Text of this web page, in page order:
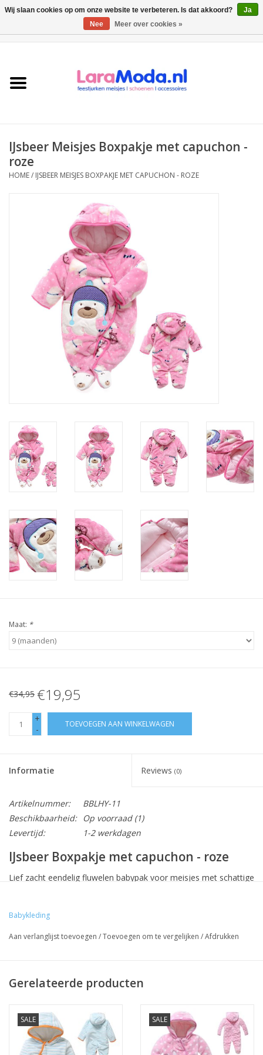
collecties
Bolero meisje
Private Shopping
Contact
IJsbeer Meisjes Boxpakje met capuchon -
roze
HOME/ IJSBEER MEISJES BOXPAKJE MET CAPUCHON - ROZE
Maat: *
€34,95 €19,95
+
-
TOEVOEGEN AAN WINKELWAGEN
Informatie Reviews (0)
Artikelnummer:
BBLHY-11
Beschikbaarheid:
Op voorraad(1)
Levertijd:
1-2 werkdagen
IJsbeer Boxpakje met capuchon - roze
Lief zacht eendelig fluwelen babypak voor meisjes met schattige
Dit gewatteerde model heeft een capuchon. Aan de voorzijde
zijn drukknopjes bevestigd, voor optimaal gemak tijdens het
Vulling: 100% polyester
Kleur: roze
De maten stellen leeftijdscategorieën voor. Deze maten dienen
Babykleding
Aan verlanglijst toevoegen /Toevoegen om te vergelijken /Afdrukken
Gerelateerde producten
SALE SALE
Wij slaan cookies op om onze website te verbeteren. Is dat akkoord?
Ja
Nee
Meer over cookies »